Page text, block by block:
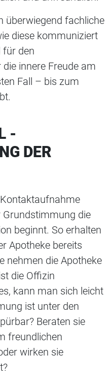
überwiegend fachliche
diese kommuniziert
für den
innere Freude am
Fall – bis zum
-
DER A
Grundstimmung die
beginnt. So erhalten
Apotheke bereits
nehmen die Apotheke
die Offizin
kann man sich leicht
ist unter den
Beraten sie
freundlichen
wirken sie